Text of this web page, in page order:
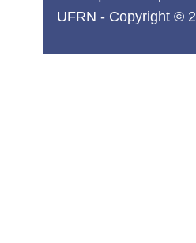
UFRN - Copyright ©